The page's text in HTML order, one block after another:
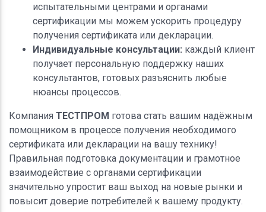
испытательными центрами и органами
сертификации мы можем ускорить процедуру
получения сертификата или декларации.
Индивидуальные консультации: каждый клиент
получает персональную поддержку наших
консультантов, готовых разъяснить любые
нюансы процессов.
Компания ТЕСТПРОМ готова стать вашим надёжным
помощником в процессе получения необходимого
сертификата или декларации на вашу технику!
Правильная подготовка документации и грамотное
взаимодействие с органами сертификации
значительно упростит ваш выход на новые рынки и
повысит доверие потребителей к вашему продукту.